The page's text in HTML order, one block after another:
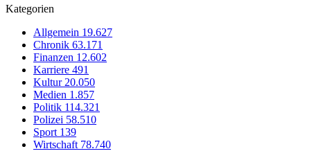
Kategorien
Allgemein 19.627
Chronik 63.171
Finanzen 12.602
Karriere 491
Kultur 20.050
Medien 1.857
Politik 114.321
Polizei 58.510
Sport 139
Wirtschaft 78.740